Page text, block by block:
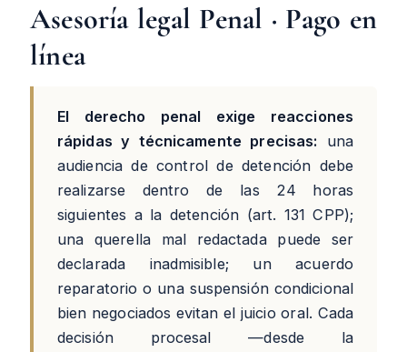
Asesoría legal Penal · Pago en
línea
El derecho penal exige reacciones
rápidas y técnicamente precisas: una
audiencia de control de detención debe
realizarse dentro de las 24 horas
siguientes a la detención (art. 131 CPP);
una querella mal redactada puede ser
declarada inadmisible; un acuerdo
reparatorio o una suspensión condicional
bien negociados evitan el juicio oral. Cada
decisión procesal —desde la